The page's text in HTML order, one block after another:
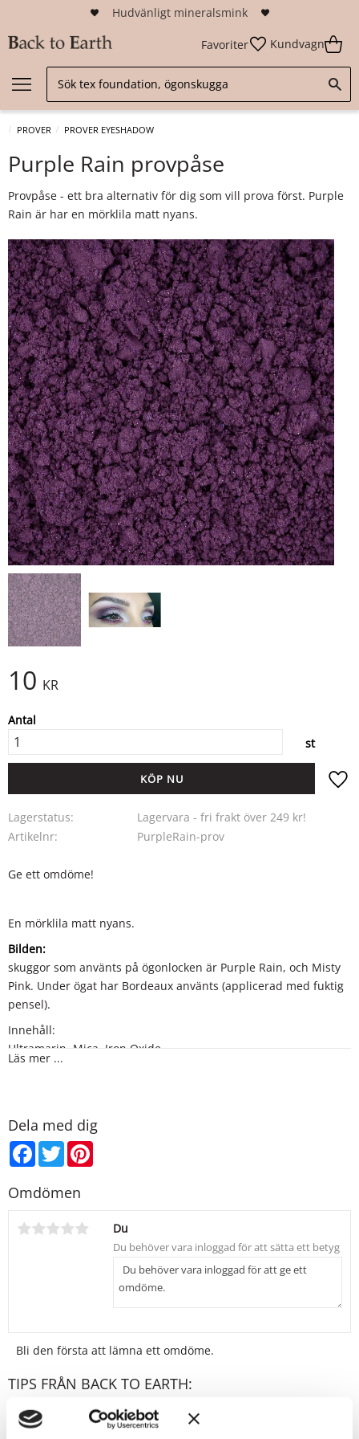
Hudvänligt mineralsmink
Favoriter Kundvagn
PROVER PROVER EYESHADOW
Purple Rain provpåse
Provpåse - ett bra alternativ för dig som vill prova först. Purple
Rain är har en mörklila matt nyans.
10 KR
Antal
st
KÖP
Lagerstatus
Lagervara - fri frakt över 249 kr!
Artikelnr
PurpleRain-prov
Ge ett omdöme!
En mörklila matt nyans.
Bilden:
skuggor som använts på ögonlocken är Purple Rain, och Misty
Pink. Under ögat har Bordeaux använts (applicerad med fuktig
pensel).
Innehåll:
Ultramarin, Mica, Iron Oxide
Cl 77007, Cl 77019, Cl 77491
Läs mer ...
Dela med dig
Facebook
Twitter
Omdömen
Du
Bli den första att lämna ett omdöme.
TIPS FRÅN BACK TO EARTH:
Bordeaux provpåse